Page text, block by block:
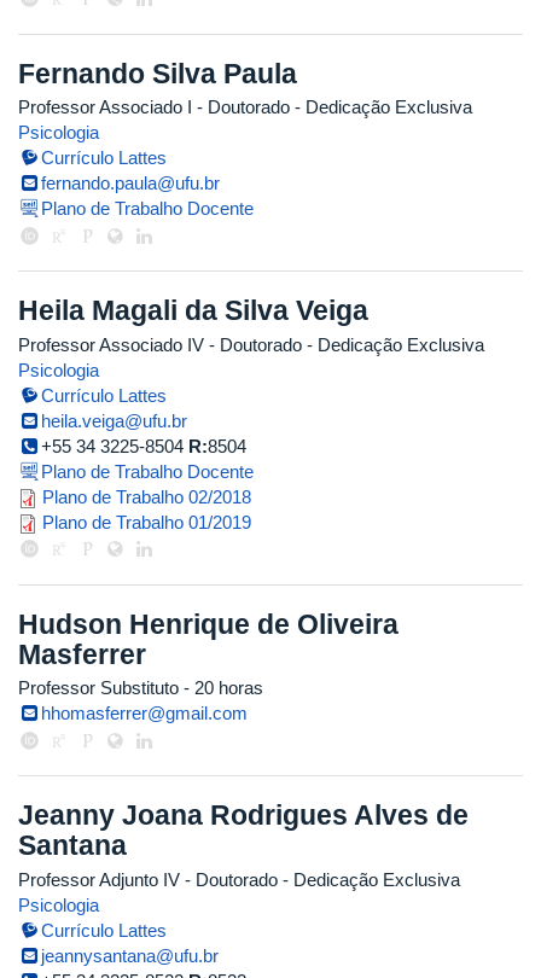
Fernando Silva Paula
Professor Associado I - Doutorado - Dedicação Exclusiva
Psicologia
Currículo Lattes
fernando.paula@ufu.br
Plano de Trabalho Docente
Heila Magali da Silva Veiga
Professor Associado IV - Doutorado - Dedicação Exclusiva
Psicologia
Currículo Lattes
heila.veiga@ufu.br
+55 34 3225-8504 R:8504
Plano de Trabalho Docente
Plano de Trabalho 02/2018
Plano de Trabalho 01/2019
Hudson Henrique de Oliveira
Masferrer
Professor Substituto - 20 horas
hhomasferrer@gmail.com
Jeanny Joana Rodrigues Alves de
Santana
Professor Adjunto IV - Doutorado - Dedicação Exclusiva
Psicologia
Currículo Lattes
jeannysantana@ufu.br